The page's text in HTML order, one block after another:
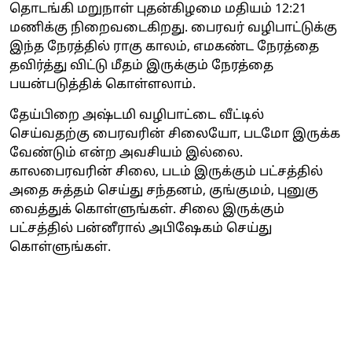
தொடங்கி மறுநாள் புதன்கிழமை மதியம் 12:21
மணிக்கு நிறைவடைகிறது. பைரவர் வழிபாட்டுக்கு
இந்த நேரத்தில் ராகு காலம், எமகண்ட நேரத்தை
தவிர்த்து விட்டு மீதம் இருக்கும் நேரத்தை
பயன்படுத்திக் கொள்ளலாம்.
தேய்பிறை அஷ்டமி வழிபாட்டை வீட்டில்
செய்வதற்கு பைரவரின் சிலையோ, படமோ இருக்க
வேண்டும் என்ற அவசியம் இல்லை.
காலபைரவரின் சிலை, படம் இருக்கும் பட்சத்தில்
அதை சுத்தம் செய்து சந்தனம், குங்குமம், புனுகு
வைத்துக் கொள்ளுங்கள். சிலை இருக்கும்
பட்சத்தில் பன்னீரால் அபிஷேகம் செய்து
கொள்ளுங்கள்.